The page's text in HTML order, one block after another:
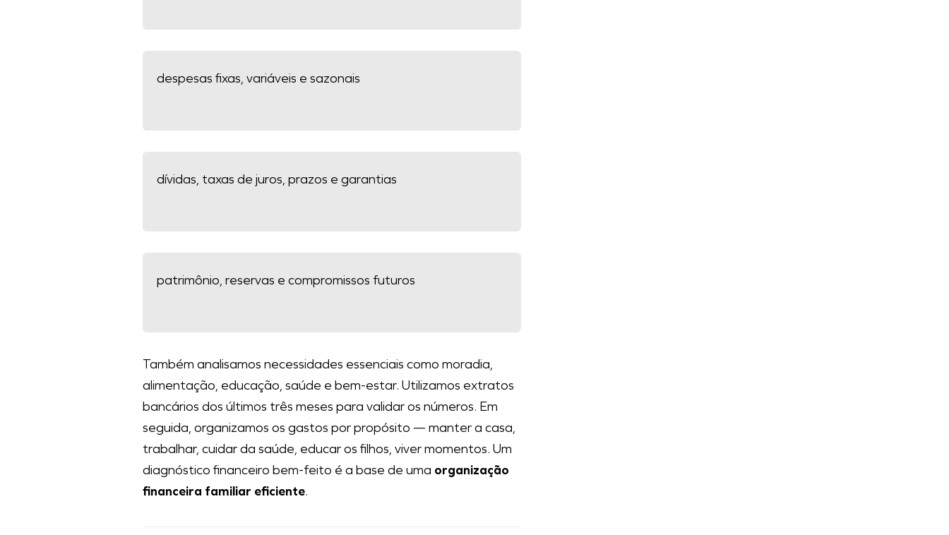
despesas fixas, variáveis e sazonais
dívidas, taxas de juros, prazos e garantias
patrimônio, reservas e compromissos futuros
Também analisamos necessidades essenciais como moradia,
alimentação, educação, saúde e bem-estar. Utilizamos extratos
bancários dos últimos três meses para validar os números. Em
seguida, organizamos os gastos por propósito — manter a casa,
trabalhar, cuidar da saúde, educar os filhos, viver momentos. Um
diagnóstico financeiro bem-feito é a base de uma organização
financeira familiar eficiente.